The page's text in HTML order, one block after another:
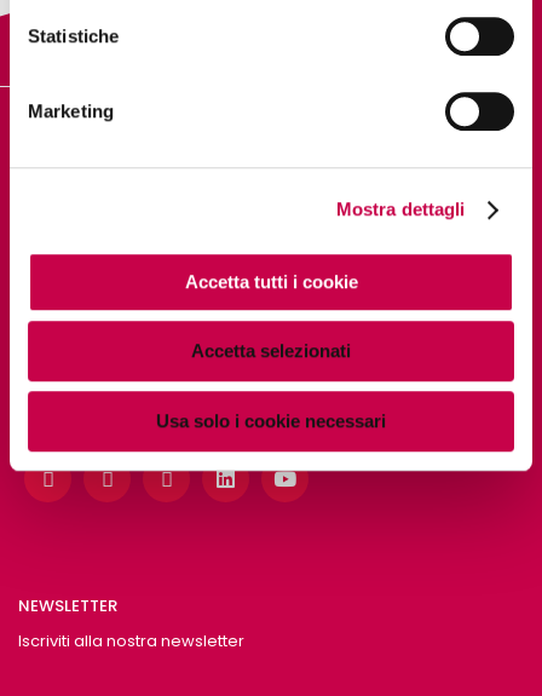
Statistiche
Marketing
Mostra dettagli
Accetta tutti i cookie
Accetta selezionati
Usa solo i cookie necessari
NEWSLETTER
Iscriviti alla nostra newsletter